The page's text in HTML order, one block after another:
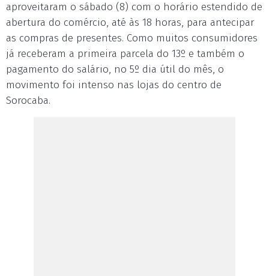
aproveitaram o sábado (8) com o horário estendido de
abertura do comércio, até às 18 horas, para antecipar
as compras de presentes. Como muitos consumidores
já receberam a primeira parcela do 13º e também o
pagamento do salário, no 5º dia útil do mês, o
movimento foi intenso nas lojas do centro de
Sorocaba.